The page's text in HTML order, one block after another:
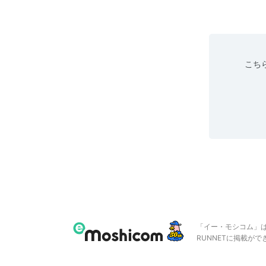
こち
「イー・モシコム
RUNNETに掲載がで